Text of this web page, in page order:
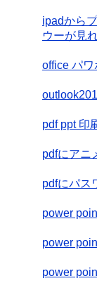
ipadから
ウーが見
office パワ
pdf ppt 印
pdfにアニ
pdfにパス
power
power
power